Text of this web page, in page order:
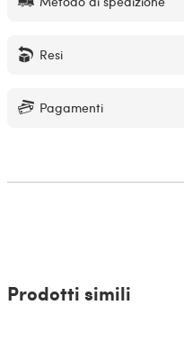
Resi
Pagamenti
Prodotti simili